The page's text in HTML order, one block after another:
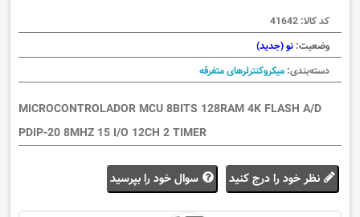
کد کالا: 41642
وضعیت: نو (جدید)
دسته‌بندی: میکروکنترلرهای متفرقه
MICROCONTROLADOR MCU 8BITS 128RAM 4K FLASH A/D
PDIP-20 8MHZ 15 I/O 12CH 2 TIMER
نظر خود را درج کنید سوال خود را بپرسید